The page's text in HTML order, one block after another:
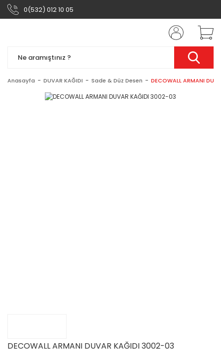
0(532) 012 10 05
Anasayfa DUVAR KAĞIDI Sade & Düz Desen DECOWALL ARMANI
DECOWALL ARMANI DUVAR KAĞIDI 3002-03